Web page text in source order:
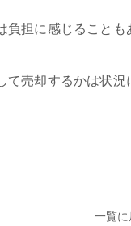
負担に感じること
て売却するかは状
一覧に